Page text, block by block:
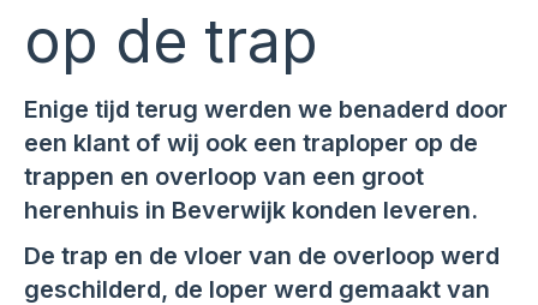
op de trap
Enige tijd terug werden we benaderd door
een klant of wij ook een traploper op de
trappen en overloop van een groot
herenhuis in Beverwijk konden leveren.
De trap en de vloer van de overloop werd
geschilderd, de loper werd gemaakt van